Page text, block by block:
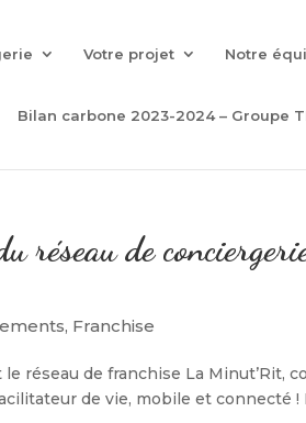
Votre projet Notre
Bilan carbone 2023-2024 – Groupe
réseau de
, Franchise
réseau de franchise La Minut’Rit,
de vie, mobile et connecté !